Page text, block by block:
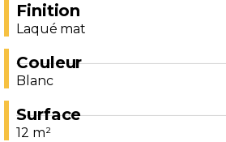
Finition
Laqué mat
Couleur
Blanc
Surface
12 m²